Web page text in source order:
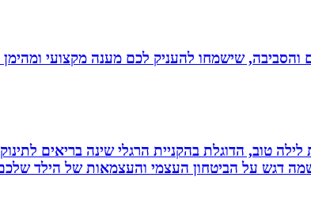
שישמחו להעניק לכם מענה מקצועי ומהימן
טוב, הדוגלת בהקניית הרגלי שינה בריאים
דגש על הביטחון העצמי והעצמאות של הילד